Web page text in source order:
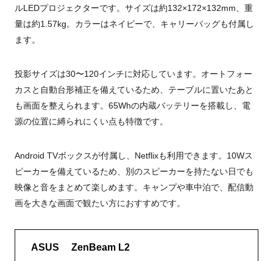
ルLEDプロジェクターです。サイズは約132×172×132mm、重
量は約1.57kg。カラーはネイビーで、キャリーバッグも付属し
ます。
投影サイズは30〜120インチに対応しています。オートフォー
カスと自動台形補正を備えているため、テーブルに置いたあと
も画面を整えられます。65Whの内蔵バッテリーを搭載し、電
源の位置に縛られにくい点も特徴です。
Android TVボックスが付属し、Netflixも利用できます。10Wス
ピーカーを備えているため、別のスピーカーを持たない日でも
映像と音をまとめて楽しめます。キャンプや車中泊で、配信動
画を大きな画面で観たい方におすすめです。
ASUS ZenBeam L2